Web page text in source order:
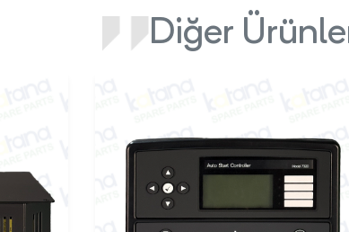
Diğer